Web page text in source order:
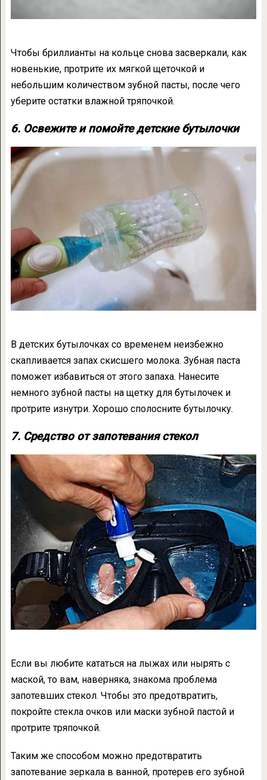
Чтобы бриллианты на кольце снова засверкали, как
новенькие, протрите их мягкой щеточкой и
небольшим количеством зубной пасты, после чего
уберите остатки влажной тряпочкой.
6. Освежите и помойте детские бутылочки
В детских бутылочках со временем неизбежно
скапливается запах скисшего молока. Зубная паста
поможет избавиться от этого запаха. Нанесите
немного зубной пасты на щетку для бутылочек и
протрите изнутри. Хорошо сполосните бутылочку.
7. Средство от запотевания стекол
Если вы любите кататься на лыжах или нырять с
маской, то вам, наверняка, знакома проблема
запотевших стекол. Чтобы это предотвратить,
покройте стекла очков или маски зубной пастой и
протрите тряпочкой.
Таким же способом можно предотвратить
запотевание зеркала в ванной, протерев его зубной